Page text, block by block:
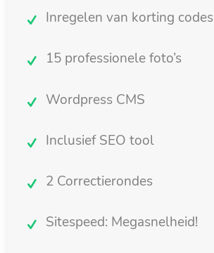
Inregelen van korting codes
15 professionele foto’s
Wordpress CMS
Inclusief SEO tool
2 Correctierondes
Sitespeed: Megasnelheid!